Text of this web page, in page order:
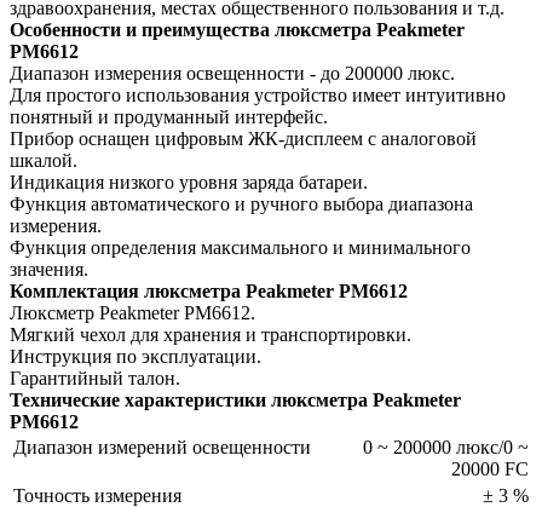
здравоохранения, местах общественного пользования и т.д.
Особенности и преимущества люксметра Peakmeter
PM6612
Диапазон измерения освещенности - до 200000 люкс.
Для простого использования устройство имеет интуитивно
понятный и продуманный интерфейс.
Прибор оснащен цифровым ЖК-дисплеем с аналоговой
шкалой.
Индикация низкого уровня заряда батареи.
Функция автоматического и ручного выбора диапазона
измерения.
Функция определения максимального и минимального
значения.
Комплектация люксметра Peakmeter PM6612
Люксметр Peakmeter PM6612.
Мягкий чехол для хранения и транспортировки.
Инструкция по эксплуатации.
Гарантийный талон.
Технические характеристики люксметра Peakmeter
PM6612
Диапазон измерений освещенности
0 ~ 200000 люкс/0 ~
20000 FC
Точность измерения
± 3 %